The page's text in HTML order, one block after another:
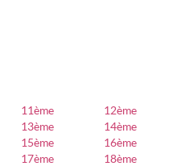
11ème
12ème
13ème
14ème
15ème
16ème
17ème
18ème